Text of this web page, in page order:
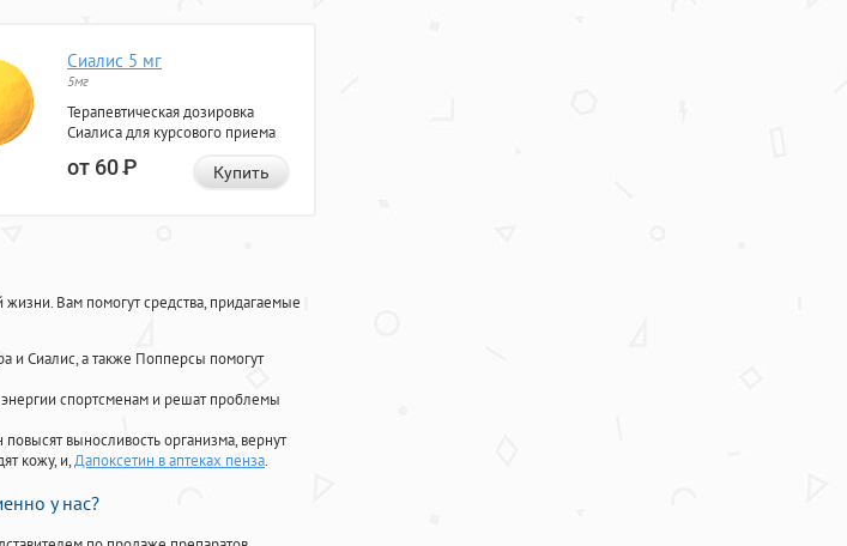
Сиалис 5 мг
5мг
Терапевтическая дозировка
Сиалиса для курсового приема
от 60Р Купить
Вам помогут средства, придагаемые
и Сиалис, а также Попперсы помогут
спортсменам и решат проблемы
выносливость организма, вернут
кожу, и,Дапоксетин в аптеках пенза.
у нас?